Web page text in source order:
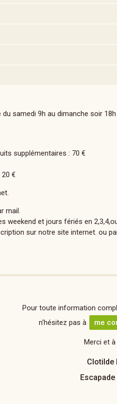
du samedi 9h au dimanche soir
supplémentaires : 70 €
20 €
mail.
weekend et jours fériés en
sur notre site internet. ou
Pour toute information
n'hésitez pas à
me
Merci et
Clotilde
Escapade